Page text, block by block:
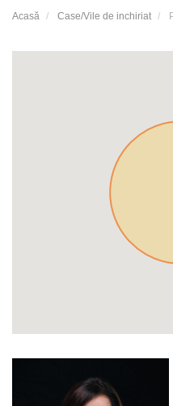
Acasă Case/Vile de inchiriat